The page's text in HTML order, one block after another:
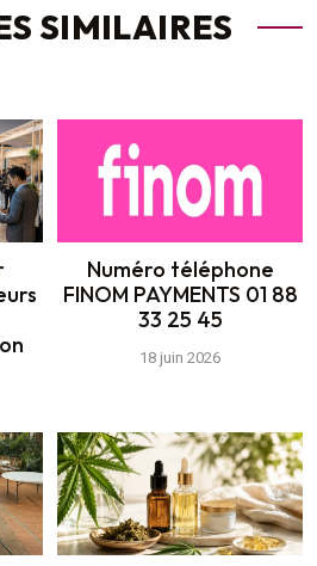
SIMILAIRES
Numéro téléphone
FINOM PAYMENTS 01 88
33 25 45
18 juin 2026